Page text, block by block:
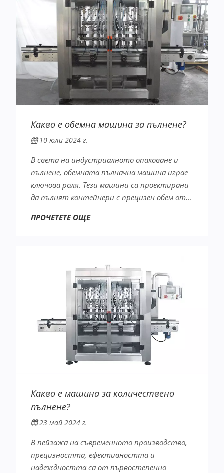
Какво е обемна машина за пълнене?
10 юли 2024 г.
В света на индустриалното опаковане и
пълнене, обемната пълначна машина играе
ключова роля. Тези машини са проектирани
да пълнят контейнери с прецизен обем от…
ПРОЧЕТЕТЕ ОЩЕ
Какво е машина за количествено
пълнене?
23 май 2024 г.
В пейзажа на съвременното производство,
прецизността, ефективността и
надеждността са от първостепенно